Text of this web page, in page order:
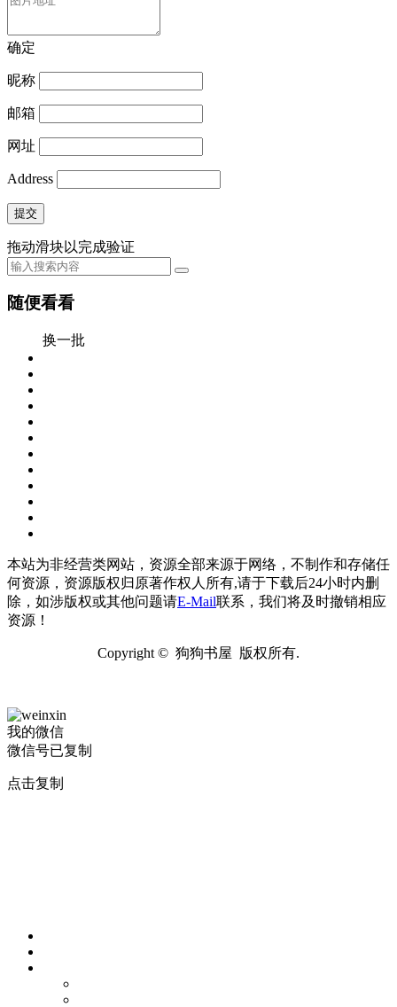
确定
昵称
邮箱
网址
Address
提交
拖动滑块以完成验证
随便看看
换一批
本站为非经营类网站，资源全部来源于网络，不制作和存储任
何资源，资源版权归原著作权人所有,请于下载后24小时内删
除，如涉版权或其他问题请E-Mail联系，我们将及时撤销相应
资源！
Copyright © 狗狗书屋 版权所有.
我的微信
微信号已复制
点击复制